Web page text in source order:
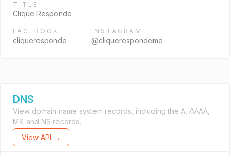
TITLE
Clique Responde
FACEBOOK
cliqueresponde
INSTAGRAM
@cliquerespondemd
DNS
View domain name system records, including the A, AAAA,
MX and NS records.
View API →